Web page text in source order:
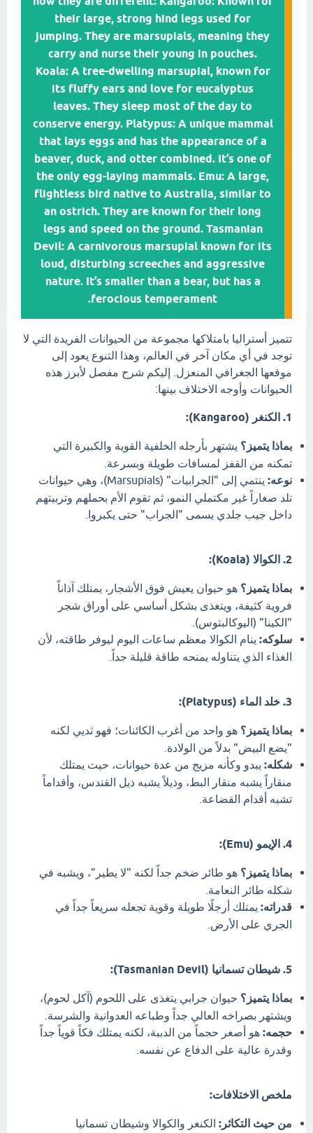
their large, strong hind legs used for
jumping. They are marsupials, meaning they
carry and nurse their young in pouches.
Koala: A tree-dwelling marsupial, known for
its fluffy ears and love for eucalyptus
leaves. They sleep most of the day to
conserve energy. Platypus: A unique mammal
that lays eggs and has the appearance of a
beaver, duck, and otter combined. It’s one of
the only egg-laying mammals. Emu: A large,
flightless bird native to Australia, similar to
an ostrich. They are known for their long
legs and speed on the ground. Tasmanian
Devil: A carnivorous marsupial known for its
loud, disturbing screeches and aggressive
nature. It’s smaller than a bear, but has a
ferocious temperament.
تتميز أستراليا بامتلاكها مجموعة من الحيوانات الفريدة التي لا
توجد في أي مكان آخر في العالم، وهذا التنوع يعود إلى
موقعها الجغرافي المنعزل. إليكم شرح مفصل لأبرز هذه
الحيوانات وأوجه الاختلاف بينها:
1. الكنغر (Kangaroo):
بماذا يتميز؟ يشتهر بأرجله الخلفية القوية والكبيرة التي
تمكنه من القفز لمسافات طويلة وبسرعة.
نوعه:
ينتمي إلى "الجرابيات" (Marsupials)، وهي حيوانات
تلد صغاراً غير مكتملي النمو، ثم تقوم الأم بحملهم وتربيتهم
داخل جيب جلدي يسمى "الجراب" حتى يكبروا.
2. الكوالا (Koala):
بماذا يتميز؟ هو حيوان يعيش فوق الأشجار، يمتلك آذاناً
فروية كثيفة، ويتغذى بشكل أساسي على أوراق شجر
"الكينا" (اليوكالبتوس).
سلوكه: ينام الكوالا معظم ساعات اليوم ليوفر طاقته، لأن
الغذاء الذي يتناوله يمنحه طاقة قليلة جداً.
3. خلد الماء (Platypus):
بماذا يتميز؟ هو واحد من أغرب الكائنات؛ فهو ثديي لكنه
"يضع البيض" بدلاً من الولادة.
شكله: يبدو وكأنه مزيج من عدة حيوانات، حيث يمتلك
منقاراً يشبه منقار البط، وذيلاً يشبه ذيل القندس، وأقداماً
تشبه أقدام القضاعة.
4. الإيمو (Emu):
بماذا يتميز؟ هو طائر ضخم جداً لكنه "لا يطير"، ويشبه في
شكله طائر النعامة.
قدراته: يمتلك أرجلًا طويلة وقوية تجعله سريعاً جداً في
الجري على الأرض.
5. شيطان تسمانيا (Tasmanian Devil):
بماذا يتميز؟ حيوان جرابي يتغذى على اللحوم (آكل لحوم)،
ويشتهر بصراخه العالي جداً وطباعه العدوانية والشرسة.
حجمه: هو أصغر حجماً من الدببة، لكنه يمتلك فكاً قوياً جداً
وقدرة عالية على الدفاع عن نفسه.
ملخص الاختلافات:
من حيث التكاثر: الكنغر والكوالا وشيطان تسمانيا